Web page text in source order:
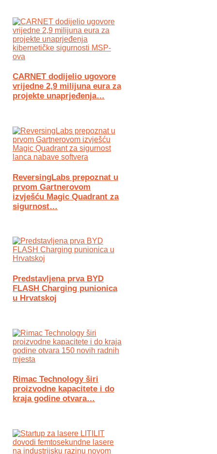
CARNET dodijelio ugovore
vrijedne 2,9 milijuna eura za
projekte unaprjeđenja…
ReversingLabs prepoznat u
prvom Gartnerovom
izvješću Magic Quadrant za
sigurnost…
Predstavljena prva BYD
FLASH Charging punionica
u Hrvatskoj
Rimac Technology širi
proizvodne kapacitete i do
kraja godine otvara…